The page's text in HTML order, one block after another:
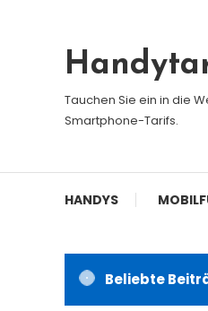
Tauchen Sie ein in die
Smartphone-Tarifs.
HANDYS
Beliebte